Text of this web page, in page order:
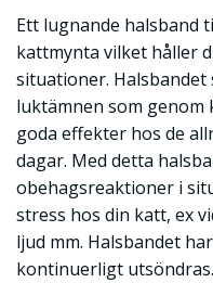
Ett lugnande halsband
kattmynta vilket håller
situationer.
luktämnen som genom
goda effekter hos de
dagar. Med detta
obehagsreaktioner i
stress hos din katt, ex
ljud mm. Halsbandet
kontinuerligt